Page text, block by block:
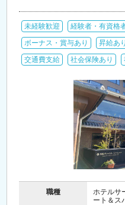
未経験歓迎 経験者・有資格
ボーナス・賞与あり
昇給あり
交通費支給
社会保険あり
職種
ホテルサ
ート＆ス